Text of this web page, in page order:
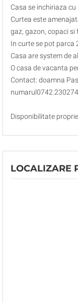
Casa se inchiriaza
Curtea este
gaz, gazon, copaci si
In curte se pot parca
Casa are system de
O casa de vacanta
Contact: doamna
Disponibilitate
LOCALIZARE